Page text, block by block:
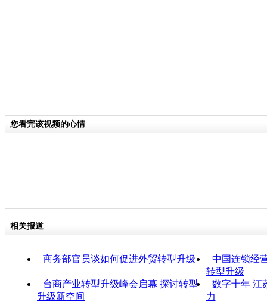
您看完该视频的心情
相关报道
商务部官员谈如何促进外贸转型升级
中国连锁经
转型升级
台商产业转型升级峰会启幕 探讨转型
升级新空间
数字十年 江
力